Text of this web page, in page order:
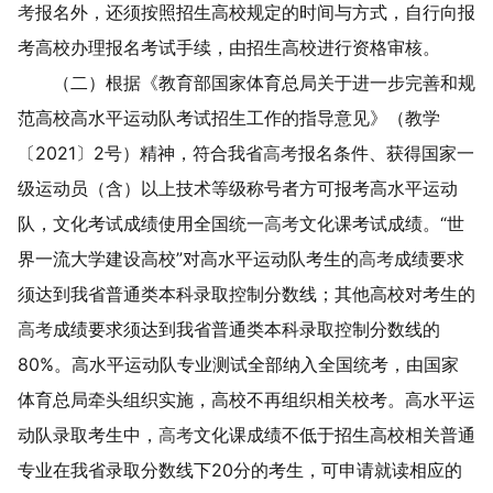
考报名外，还须按照招生高校规定的时间与方式，自行向报
考高校办理报名考试手续，由招生高校进行资格审核。
（二）根据《教育部国家体育总局关于进一步完善和规
范高校高水平运动队考试招生工作的指导意见》（教学
〔2021〕 2号）精神，符合我省高考报名条件、 获得国家一
级运动员（含）以上技术等级称号者方可报考高水平运动
队 ， 文化考试成绩使用全国统一高考文化课考试成绩。 “世
界一流大学建设高校”对高水平运动队考生的高考成绩要求
须达到我省普通类本科录取控制分数线；其他高校对考生的
高考成绩要求须达到我省普通类本科录取控制分数线的
80%。高水平运动队专业测试全部纳入全国统考，由国家
体育总局牵头组织实施，高校不再组织相关校考。高水平运
动队录取考生中， 高考文化课成绩不低于招生高校相关普通
专业在我省录取分数线下20分的考生 ，可申请就读相应的